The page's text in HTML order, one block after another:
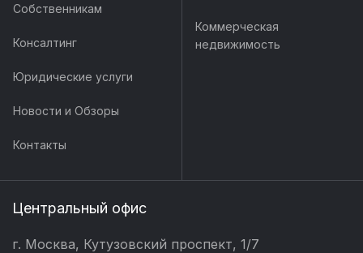
Собственникам
Консалтинг
Юридические услуги
Новости и Обзоры
Контакты
Коммерческая
недвижимость
Центральный офис
г. Москва, Кутузовский проспект, 1/7